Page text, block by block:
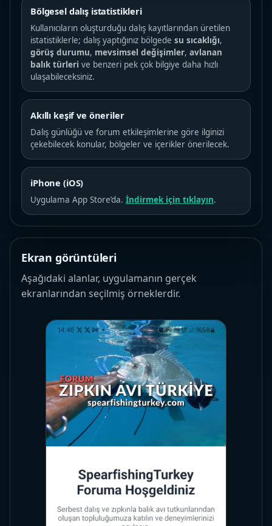
Bölgesel dalış istatistikleri
Kullanıcıların oluşturduğu dalış kayıtlarından üretilen
istatistiklerle; dalış yaptığınız bölgede su sıcaklığı,
görüş durumu, mevsimsel değişimler, avlanan
balık türleri ve benzeri pek çok bilgiye daha hızlı
ulaşabileceksiniz.
Akıllı keşif ve öneriler
Dalış günlüğü ve forum etkileşimlerine göre ilginizi
çekebilecek konular, bölgeler ve içerikler önerilecek.
iPhone (iOS)
Uygulama App Store’da. İndirmek için tıklayın.
Ekran görüntüleri
Aşağıdaki alanlar, uygulamanın gerçek
ekranlarından seçilmiş örneklerdir.